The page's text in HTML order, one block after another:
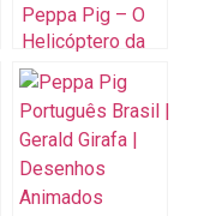
Peppa Pig – O
Helicóptero da
Dona Coelha